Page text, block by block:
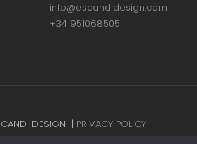
info@escandidesign.com
+34 951068505
DESIGN | PRIVACY POLICY